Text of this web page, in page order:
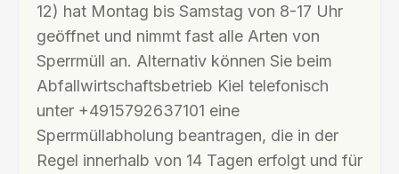
12) hat Montag bis Samstag von 8-17 Uhr
geöffnet und nimmt fast alle Arten von
Sperrmüll an. Alternativ können Sie beim
Abfallwirtschaftsbetrieb Kiel telefonisch
unter +4915792637101 eine
Sperrmüllabholung beantragen, die in der
Regel innerhalb von 14 Tagen erfolgt und für